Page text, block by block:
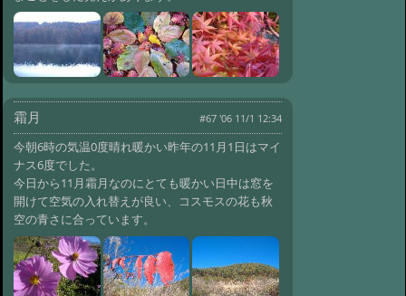
霜月 #67 '06 11/1 12:34
今朝6時の気温0度晴れ暖かい昨年の11月1日はマイ
ナス6度でした。
今日から11月霜月なのにとても暖かい日中は窓を
開けて空気の入れ替えが良い、コスモスの花も秋
空の青さに合っています。
@ '09 12/13 08:38
#621:冬便り ライ
トアップ
@ '09 12/12 09:44
#620:冬便り 氷の子
#619:初冬便り 野
@ '09 11/24 11:16
#618:初冬便り 車山
白銀の滝
@ '09 11/17 10:51
#616:
#615:晩秋便り か
もしか
@ '09 11/11 10:21
#614:晩秋便り つらら